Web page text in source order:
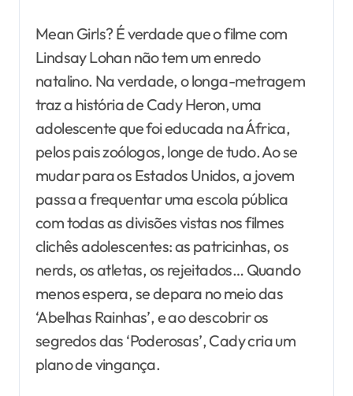
Mean Girls? É verdade que o filme com
Lindsay Lohan não tem um enredo
natalino. Na verdade, o longa-metragem
traz a história de Cady Heron, uma
adolescente que foi educada na África,
pelos pais zoólogos, longe de tudo. Ao se
mudar para os Estados Unidos, a jovem
passa a frequentar uma escola pública
com todas as divisões vistas nos filmes
clichês adolescentes: as patricinhas, os
nerds, os atletas, os rejeitados… Quando
menos espera, se depara no meio das
‘Abelhas Rainhas’, e ao descobrir os
segredos das ‘Poderosas’, Cady cria um
plano de vingança.